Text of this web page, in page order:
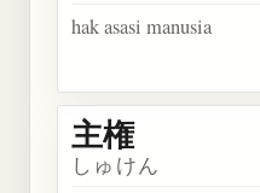
hak asasi manusia
主権
しゅけん